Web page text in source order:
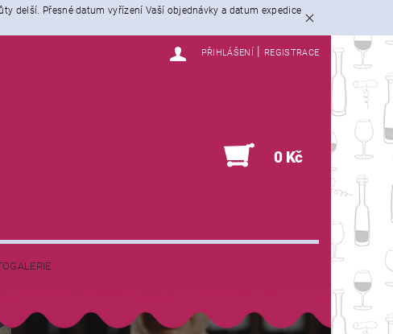
delší. Přesné datum vyřízení Vaší objednávky a datum expedice
PŘIHLÁŠENÍ REGISTRACE
0 Kč